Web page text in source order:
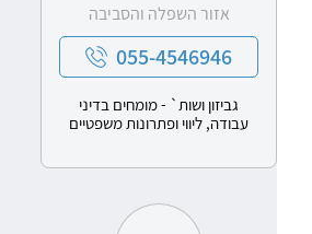
אזור השפלה והסביבה
055-4546946
גביזון ושות` - מומחים בדיני
עבודה, ליווי ופתרונות משפטיים